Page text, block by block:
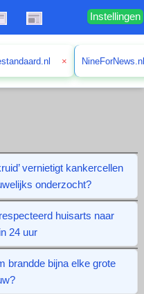
Instellingen
×
vernietigt kankercellen
onderzocht?
huisarts naar
24 uur
brandde bijna elke grote